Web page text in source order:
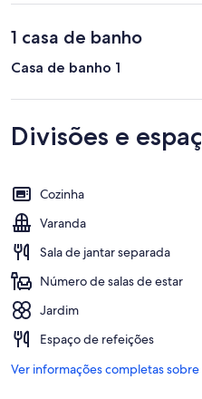
1 casa de banho
Casa de banho 1
Divisões e
Cozinha
Varanda
Sala de jantar separada
Número de salas de estar
Jardim
Espaço de refeições
Ver informações completas sobre